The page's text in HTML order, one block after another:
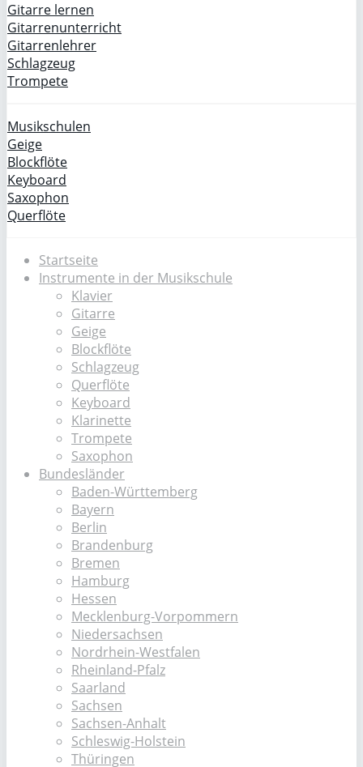
Gitarre lernen
Gitarrenunterricht
Gitarrenlehrer
Schlagzeug
Trompete
Musikschulen
Geige
Blockflöte
Keyboard
Saxophon
Querflöte
Startseite
Instrumente in der Musikschule
Klavier
Gitarre
Geige
Blockflöte
Schlagzeug
Querflöte
Keyboard
Klarinette
Trompete
Saxophon
Bundesländer
Baden-Württemberg
Bayern
Berlin
Brandenburg
Bremen
Hamburg
Hessen
Mecklenburg-Vorpommern
Niedersachsen
Nordrhein-Westfalen
Rheinland-Pfalz
Saarland
Sachsen
Sachsen-Anhalt
Schleswig-Holstein
Thüringen